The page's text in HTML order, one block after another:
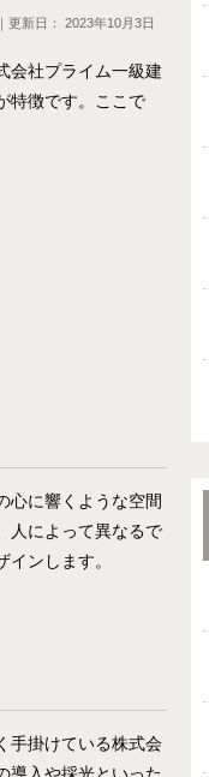
｜更新日： 2023年10月3日
会社プライム一級建
特徴です。ここで
心に響くような空間
人によって異なるで
ンします。
手掛けている株式会